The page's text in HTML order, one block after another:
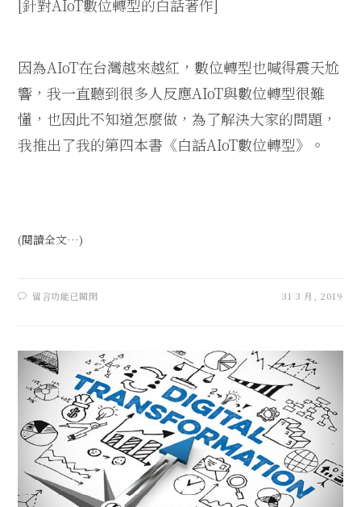
[針對AIoT數位轉型的白話著作]
因為AIoT在台灣越來越紅，數位轉型也喊得震天尬
響，我一直聽到很多人反應AIoT與數位轉型很難
懂，也因此不知道怎麼做，為了解決大家的問題，
我推出了我的第四本書《白話AIoT數位轉型》。
(閱讀全文…)
留言功能已關閉 31 3 月, 2019